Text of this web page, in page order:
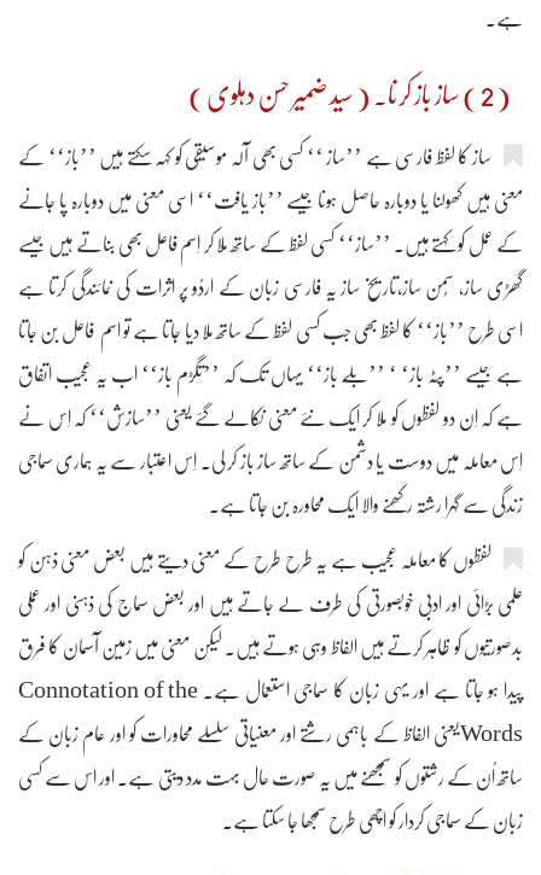
ہے۔
( 2 ) ساز باز کرنا۔ ( سید ضمیر حسن دہلوی )
ساز کا لفظ فارسی ہے ’’ساز ‘‘ کسی بھی آلہ موسیقی کو کہہ سکتے ہیں ’’باز‘‘ کے
معنی ہیں کھولنا یا دوبارہ حاصل ہونا جیسے ’’باز یافت‘‘ اسی معنی میں دوبارہ پا جانے
کے عمل کو کہتے ہیں۔ ’’ساز‘‘ کسی لفظ کے ساتھ مِلا کر اِسم فاعل بھی بناتے ہیں جیسے
گھڑی ساز، سُمن ساز،تاریخ ساز یہ فارسی زبان کے اردُو پر اثرات کی نمائندگی کرتا ہے
اسی طرح ’’باز‘‘ کا لفظ بھی جب کسی لفظ کے ساتھ ملا دیا جاتا ہے تو اسم فاعل بن جاتا
ہے جیسے ’’پٹہ باز‘ ‘ ’’بلَّے باز‘‘ یہاں تک کہ ’’تگڑم باز‘‘ اب یہ عجیب اتفاق
ہے کہ اِن دو لفظوں کو ملا کر ایک نئے معنی نکالے گئے یعنی ’’سازش‘‘ کہ اِس نے
اِس معاملہ میں دوست یا دشمن کے ساتھ ساز باز کر لی۔ اِس اعتبار سے یہ ہماری سماجی
زندگی سے گہرا رشتہ رکھنے والا ایک محاورہ بن جاتا ہے۔
لفظوں کا معاملہ عجیب ہے یہ طرح طرح کے معنی دیتے ہیں بعض معنی ذہن کو
علمی بڑائی اور ادبی خوبصورتی کی طرف لے جاتے ہیں اور بعض سماج کی ذہنی اور عملی
بدصورتیوں کو ظاہر کرتے ہیں الفاظ وہی ہوتے ہیں۔ لیکن معنی میں زمین آسمان کا فرق
پیدا ہو جاتا ہے اور یہی زبان کا سماجی استعمال ہے۔ Connotation of the
Wordsیعنی الفاظ کے باہمی رشتے اور معنیاتی سلسلے محاورات کو اور عام زبان کے
ساتھ اُن کے رشتوں کو سمجھنے میں یہ صورت حال بہت مدد دیتی ہے۔ اور اس سے کسی
زبان کے سماجی کردار کو اچھی طرح سمجھا جا سکتا ہے۔